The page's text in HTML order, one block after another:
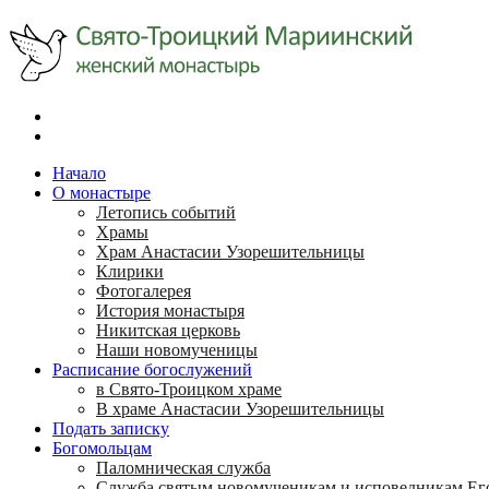
Начало
О монастыре
Летопись событий
Храмы
Храм Анастасии Узорешительницы
Клирики
Фотогалерея
История монастыря
Никитская церковь
Наши новомученицы
Расписание богослужений
в Свято-Троицком храме
В храме Анастасии Узорешительницы
Подать записку
Богомольцам
Паломническая служба